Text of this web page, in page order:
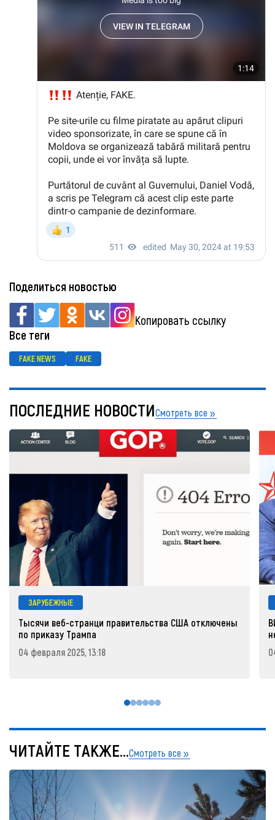
Поделиться новостью
Копировать ссылку
Все теги
FAKE NEWS FAKE
ПОСЛЕДНИЕ НОВОСТИСмотреть все
ЗАРУБЕЖНЫЕ
Тысячи веб-странци правительства США отключены
по приказу Трампа
04 февраля 2025, 13:18
ЧИТАЙТЕ ТАКЖЕ...Смотреть все